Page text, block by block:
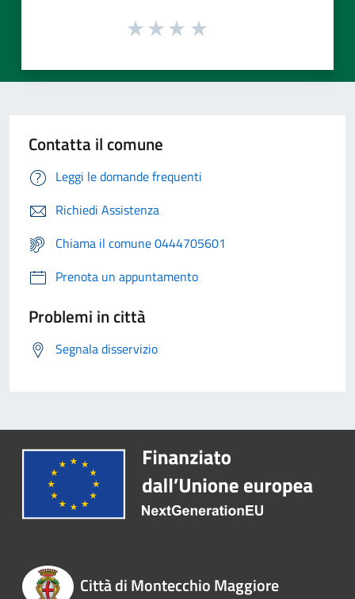
Contatta il comune
Leggi le domande frequenti
Richiedi Assistenza
Chiama il comune 0444705601
Prenota un appuntamento
Problemi in città
Segnala disservizio
Città di Montecchio Maggiore